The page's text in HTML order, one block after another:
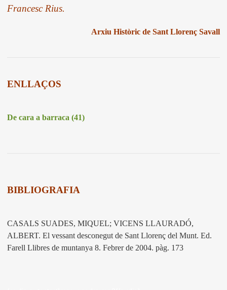
Francesc Rius.
Arxiu Històric de Sant Llorenç Savall
ENLLAÇOS
De cara a barraca (41)
BIBLIOGRAFIA
CASALS SUADES, MIQUEL; VICENS LLAURADÓ,
ALBERT. El vessant desconegut de Sant Llorenç del Munt. Ed.
Farell Llibres de muntanya 8. Febrer de 2004. pàg. 173